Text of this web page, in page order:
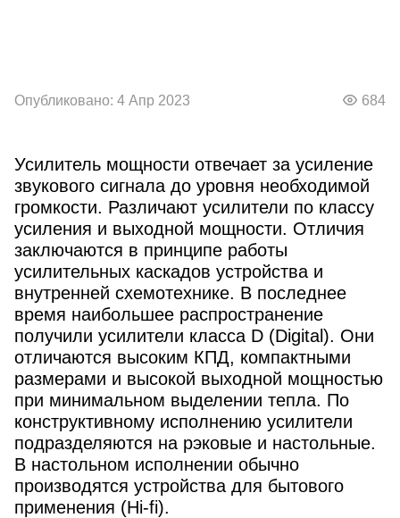
Опубликовано: 4 Апр 2023 684
Усилитель мощности отвечает за усиление
звукового сигнала до уровня необходимой
громкости. Различают усилители по классу
усиления и выходной мощности. Отличия
заключаются в принципе работы
усилительных каскадов устройства и
внутренней схемотехнике. В последнее
время наибольшее распространение
получили усилители класса D (Digital). Они
отличаются высоким КПД, компактными
размерами и высокой выходной мощностью
при минимальном выделении тепла. По
конструктивному исполнению усилители
подразделяются на рэковые и настольные.
В настольном исполнении обычно
производятся устройства для бытового
применения (Hi-fi).